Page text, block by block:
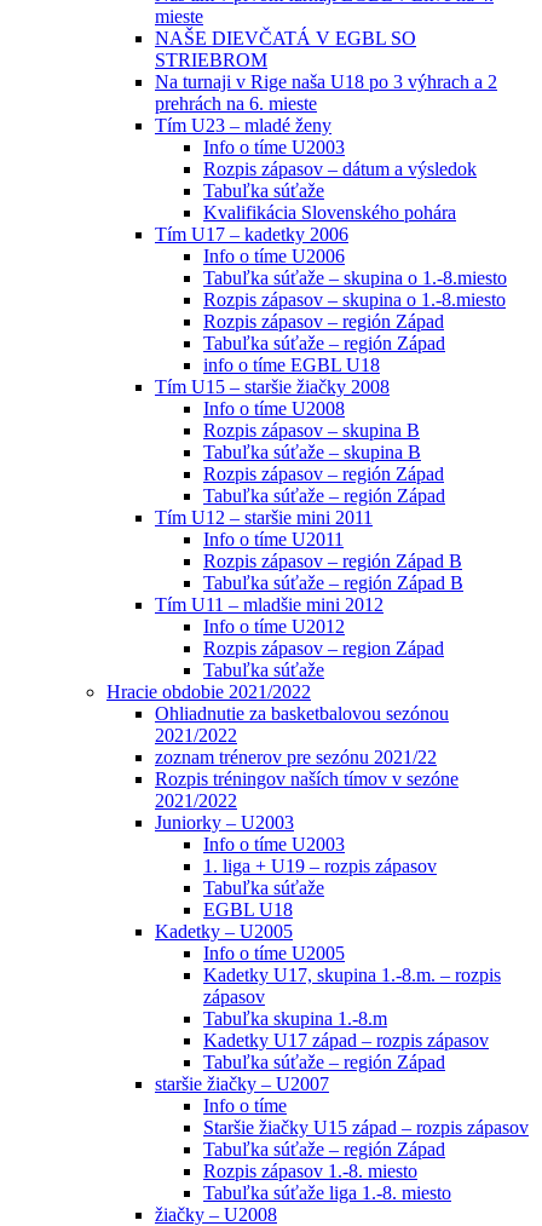
mieste
NAŠE DIEVČATÁ V EGBL SO
STRIEBROM
Na turnaji v Rige naša U18 po 3 výhrach a 2
prehrách na 6. mieste
Tím U23 – mladé ženy
Info o tíme U2003
Rozpis zápasov – dátum a výsledok
Tabuľka súťaže
Kvalifikácia Slovenského pohára
Tím U17 – kadetky 2006
Info o tíme U2006
Tabuľka súťaže – skupina o 1.-8.miesto
Rozpis zápasov – skupina o 1.-8.miesto
Rozpis zápasov – región Západ
Tabuľka súťaže – región Západ
info o tíme EGBL U18
Tím U15 – staršie žiačky 2008
Info o tíme U2008
Rozpis zápasov – skupina B
Tabuľka súťaže – skupina B
Rozpis zápasov – región Západ
Tabuľka súťaže – región Západ
Tím U12 – staršie mini 2011
Info o tíme U2011
Rozpis zápasov – región Západ B
Tabuľka súťaže – región Západ B
Tím U11 – mladšie mini 2012
Info o tíme U2012
Rozpis zápasov – region Západ
Tabuľka súťaže
Hracie obdobie 2021/2022
Ohliadnutie za basketbalovou sezónou
2021/2022
zoznam trénerov pre sezónu 2021/22
Rozpis tréningov naších tímov v sezóne
2021/2022
Juniorky – U2003
Info o tíme U2003
1. liga + U19 – rozpis zápasov
Tabuľka súťaže
EGBL U18
Kadetky – U2005
Info o tíme U2005
Kadetky U17, skupina 1.-8.m. – rozpis
zápasov
Tabuľka skupina 1.-8.m
Kadetky U17 západ – rozpis zápasov
Tabuľka súťaže – región Západ
staršie žiačky – U2007
Info o tíme
Staršie žiačky U15 západ – rozpis zápasov
Tabuľka súťaže – región Západ
Rozpis zápasov 1.-8. miesto
Tabuľka súťaže liga 1.-8. miesto
žiačky – U2008